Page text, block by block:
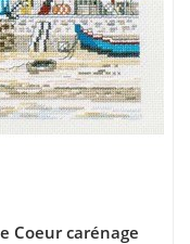
Coeur carénage